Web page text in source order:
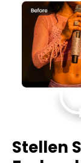
Stellen